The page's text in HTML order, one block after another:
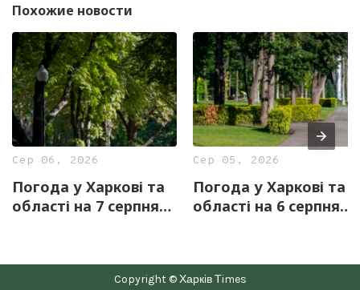
Похожие новости
Сер 06, 2026
Погода у Харкові та
області на 7 серпня
Сер 05, 2026
Погода у Харкові та
області на 6 серпня
Copyright © Харків Тimes